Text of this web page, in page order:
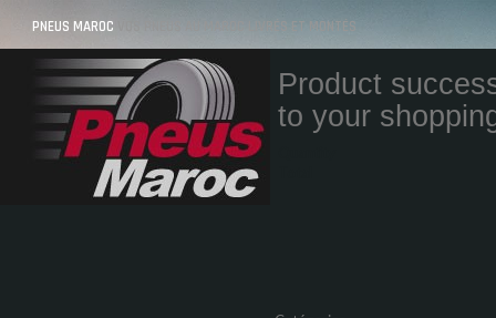
PNEUS MAROC VOS PNEUS AU MAROC LIVRÉS ET MONTÉS
Product
to your